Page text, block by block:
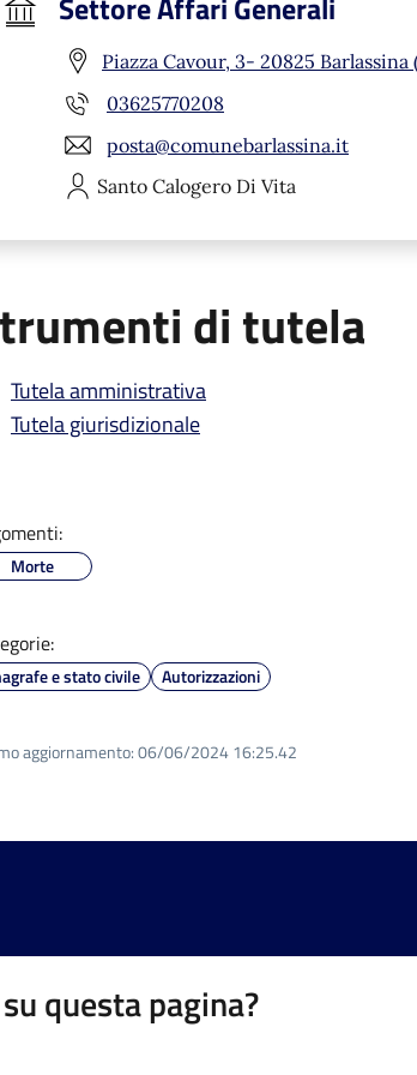
Piazza Cavour, 3- 20825 Barlassina
03625770208
posta@comunebarlassina.it
Santo Calogero Di Vita
di tutela
Tutela amministrativa
Tutela giurisdizionale
Morte
e stato civile Autorizzazioni
aggiornamento:06/06/2024 16:25.42
questa pagina?